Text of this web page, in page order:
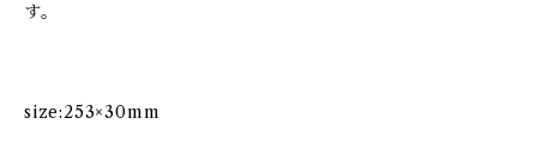
す。
size:253×30mm